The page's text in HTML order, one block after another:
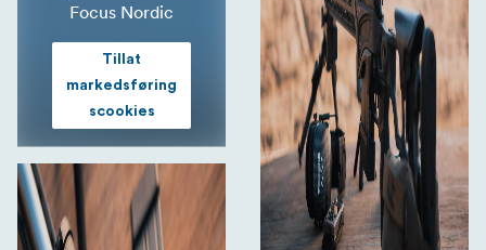
Focus Nordic
Tillat
markedsføring
scookies